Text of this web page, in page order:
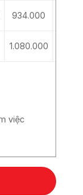
934.000
1.080.000
việc